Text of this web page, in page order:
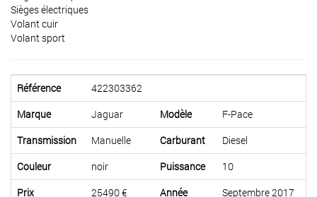
Sièges électriques
Volant cuir
Volant sport
Référence
422303362
Marque
Jaguar Modèle
F-Pace
Transmission
Manuelle Carburant
Diesel
Couleur
noir Puissance
10
Prix
25490 € Année Septembre 2017